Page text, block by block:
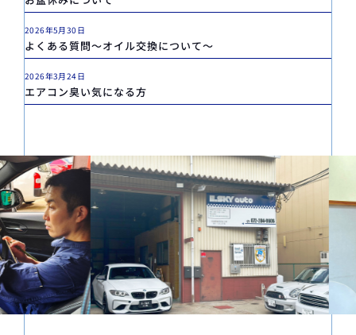
2026年5月30日
よくある質問～オイル交換について～
2026年3月24日
エアコン臭い気になる方